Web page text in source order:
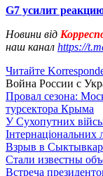
G7 усилит
Новини від
наш канал https://
Читайте
Война России с
Провал сезона:
турсектора Крыма
У Сухопутних
Інтернаціональних
Взрыв в
Стали известны
Встреча